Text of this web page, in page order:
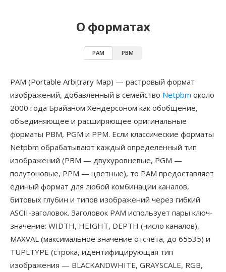
О форматах
PAM PBM
PAM (Portable Arbitrary Map) — растровый формат
изображений, добавленный в семейство Netpbm около
2000 года Брайаном Хендерсоном как обобщение,
объединяющее и расширяющее оригинальные
форматы PBM, PGM и PPM. Если классические форматы
Netpbm обрабатывают каждый определенный тип
изображений (PBM — двухуровневые, PGM —
полутоновые, PPM — цветные), то PAM предоставляет
единый формат для любой комбинации каналов,
битовых глубин и типов изображений через гибкий
ASCII-заголовок. Заголовок PAM использует пары ключ-
значение: WIDTH, HEIGHT, DEPTH (число каналов),
MAXVAL (максимальное значение отсчета, до 65535) и
TUPLTYPE (строка, идентифицирующая тип
изображения — BLACKANDWHITE, GRAYSCALE, RGB,